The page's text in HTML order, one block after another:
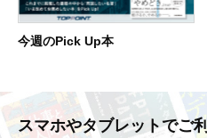
今週のPick Up本
スマホやタブレットでご